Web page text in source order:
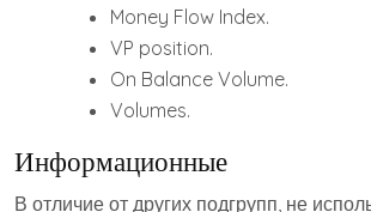
Money Flow Index.
VP position.
On Balance Volume.
Volumes.
Информационные
В отличие от других подгрупп, не